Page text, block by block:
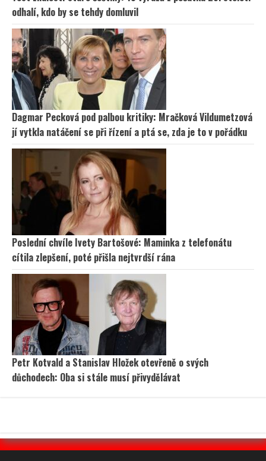
odhalí, kdo by se tehdy domluvil
Dagmar Pecková pod palbou kritiky: Mračková Vildumetzová
jí vytkla natáčení se při řízení a ptá se, zda je to v pořádku
Poslední chvíle Ivety Bartošové: Maminka z telefonátu
cítila zlepšení, poté přišla nejtvrdší rána
Petr Kotvald a Stanislav Hložek otevřeně o svých
důchodech: Oba si stále musí přivydělávat